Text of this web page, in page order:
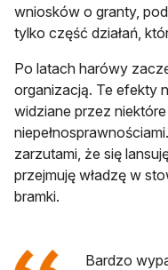
wniosków o granty,
tylko część działań,
Po latach harówy
organizacją. Te efekty
widziane przez
zarzutami, że się
przejmuję władzę w
bramki.
Bardzo